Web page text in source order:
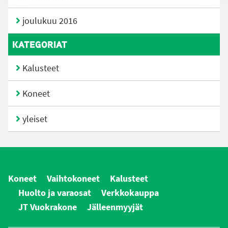
joulukuu 2016
KATEGORIAT
Kalusteet
Koneet
yleiset
Koneet Vaihtokoneet
Kalusteet
Huolto ja varaosat
Verkkokauppa
JT Vuokrakone
Jälleenmyyjät